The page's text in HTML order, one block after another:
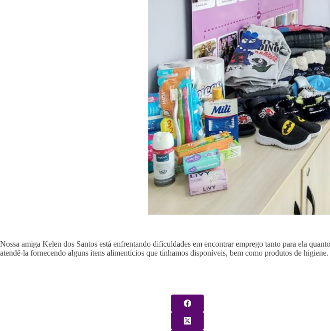
Nossa amiga Kelen dos Santos está enfrentando dificuldades em encontrar emprego tanto para ela
atendê-la fornecendo alguns itens alimentícios que tínhamos disponíveis, bem como produtos de higiene.